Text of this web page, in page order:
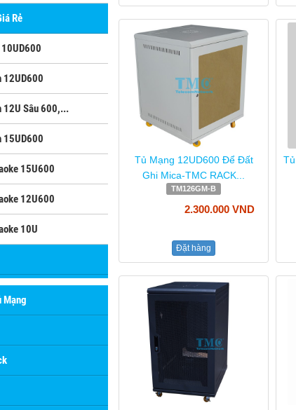
Tủ Mạng 12UD600 Để Đất
Ghi Mica-TMC RACK...
TM126GM-B
2.300.000 VND
Đặt hàng
Rẻ
12UD600
12U Sâu 600,...
15UD600
15U600
12U600
10U
Mạng